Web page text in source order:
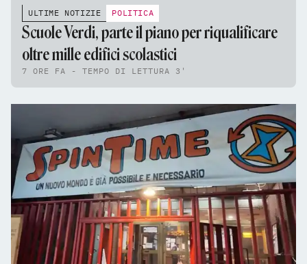
ULTIME NOTIZIE POLITICA
Scuole Verdi, parte il piano per riqualificare
oltre mille edifici scolastici
7 ORE FA - TEMPO DI LETTURA 3'